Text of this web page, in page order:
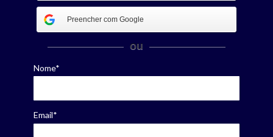
Preencher com Google
ou
Nome*
Email*